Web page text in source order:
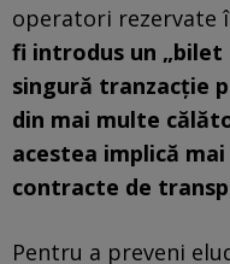
operatori rezervate
fi introdus un „bilet
singură tranzacție
din mai multe
acestea implică
contracte de
Pentru a preveni